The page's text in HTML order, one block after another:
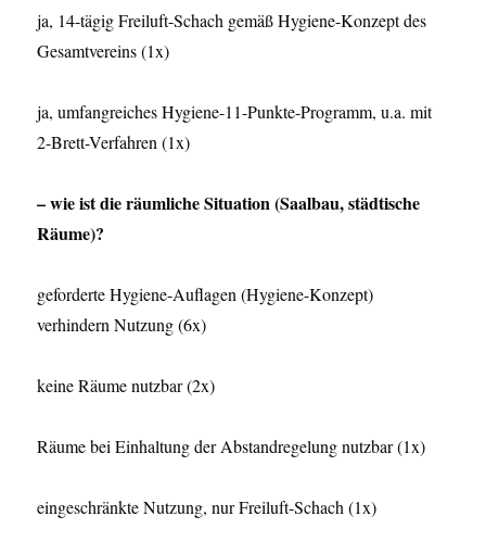
ja, 14-tägig Freiluft-Schach gemäß Hygiene-Konzept des
Gesamtvereins (1x)
ja, umfangreiches Hygiene-11-Punkte-Programm, u.a. mit
2-Brett-Verfahren (1x)
– wie ist die räumliche Situation (Saalbau, städtische
Räume)?
geforderte Hygiene-Auflagen (Hygiene-Konzept)
verhindern Nutzung (6x)
keine Räume nutzbar (2x)
Räume bei Einhaltung der Abstandregelung nutzbar (1x)
eingeschränkte Nutzung, nur Freiluft-Schach (1x)